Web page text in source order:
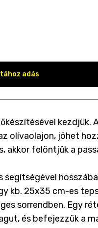
adás
kezdjük.
jöhet
akkor felöntjük a
segítségével
kb. 25x35 cm-es
sorrendben. Egy
és befejezzük a